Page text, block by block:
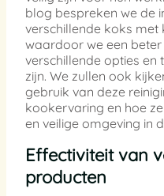
blog bespreken we de
verschillende koks met
waardoor we een
verschillende opties en
zijn. We zullen ook
gebruik van deze
kookervaring en hoe
en veilige omgeving in
Effectiviteit van
producten